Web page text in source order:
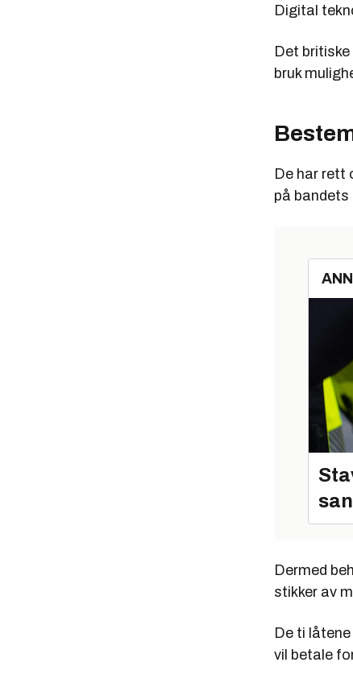
Digital
Det
bruk
De har rett
på bandets
Dermed
stikker av
De ti
vil betale